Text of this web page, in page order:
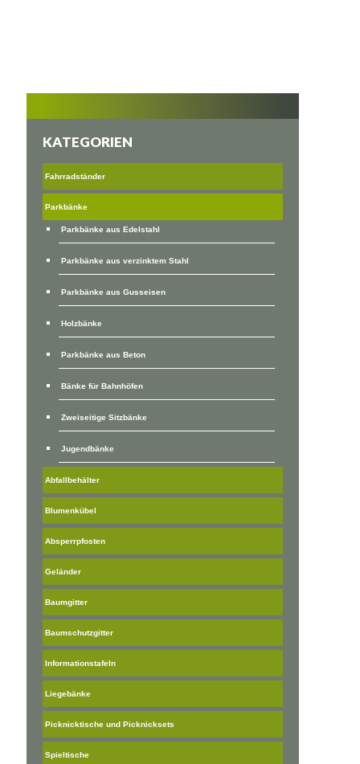
KATEGORIEN
Fahrradständer
Parkbänke
Parkbänke aus Edelstahl
Parkbänke aus verzinktem Stahl
Parkbänke aus Gusseisen
Holzbänke
Parkbänke aus Beton
Bänke für Bahnhöfen
Zweiseitige Sitzbänke
Jugendbänke
Abfallbehälter
Blumenkübel
Absperrpfosten
Geländer
Baumgitter
Baumschutzgitter
Informationstafeln
Liegebänke
Picknicktische und Picknicksets
Spieltische